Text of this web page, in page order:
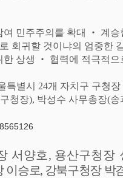
여 민주주의를 확대 ‧ 계승
회귀할 것이냐의 엄중한
한 상생 ‧ 협력에 적극적
특별시 24개 자치구 구청
청장), 박성수 사무총장(송
서양호, 용산구청장
이승로, 강북구청장 박